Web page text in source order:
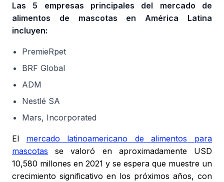
Las 5 empresas principales del mercado de
alimentos de mascotas en América Latina
incluyen:
PremieRpet
BRF Global
ADM
Nestlé SA
Mars, Incorporated
El mercado latinoamericano de alimentos para
mascotas se valoró en aproximadamente USD
10,580 millones en 2021 y se espera que muestre un
crecimiento significativo en los próximos años, con